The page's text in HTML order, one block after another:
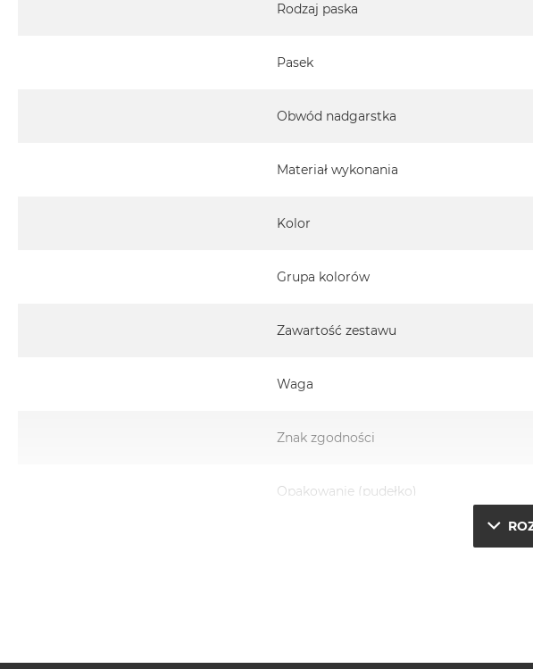
Rodzaj paska
Pasek
Obwód nadgarstka
Materiał wykonania
Kolor
Grupa kolorów
Zawartość zestawu
Waga
Znak zgodności
Opakowanie (pudełko)